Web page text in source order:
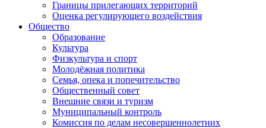
Границы прилегающих территорий
Оценка регулирующего воздействия
Общество
Образование
Культура
Физкультура и спорт
Молодёжная политика
Семья, опека и попечительство
Общественный совет
Внешние связи и туризм
Муниципальный контроль
Комиссия по делам несовершеннолетних